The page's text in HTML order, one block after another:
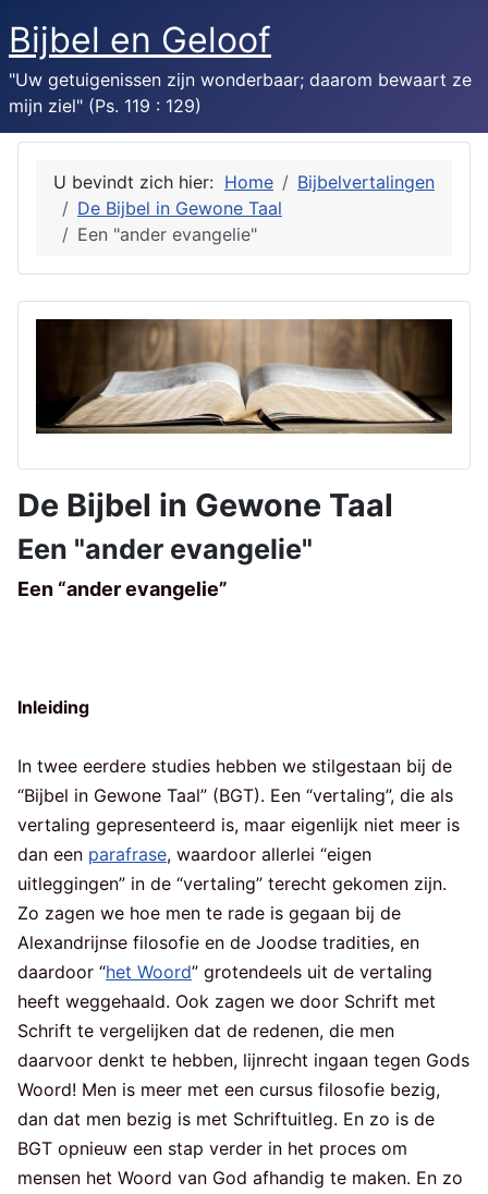
Bijbel en Geloof
"Uw getuigenissen zijn wonderbaar; daarom bewaart ze
mijn ziel" (Ps. 119 : 129)
U bevindt zich hier: Home
Bijbelvertalingen
De Bijbel in Gewone Taal
Een "ander evangelie"
De Bijbel in Gewone Taal
Een "ander evangelie"
Een “ander evangelie”
Inleiding
In twee eerdere studies hebben we stilgestaan bij de
“Bijbel in Gewone Taal” (BGT). Een “vertaling”, die als
vertaling gepresenteerd is, maar eigenlijk niet meer is
dan een parafrase, waardoor allerlei “eigen
uitleggingen” in de “vertaling” terecht gekomen zijn.
Zo zagen we hoe men te rade is gegaan bij de
Alexandrijnse filosofie en de Joodse tradities, en
daardoor “het Woord” grotendeels uit de vertaling
heeft weggehaald. Ook zagen we door Schrift met
Schrift te vergelijken dat de redenen, die men
daarvoor denkt te hebben, lijnrecht ingaan tegen Gods
Woord! Men is meer met een cursus filosofie bezig,
dan dat men bezig is met Schriftuitleg. En zo is de
BGT opnieuw een stap verder in het proces om
mensen het Woord van God afhandig te maken. En zo